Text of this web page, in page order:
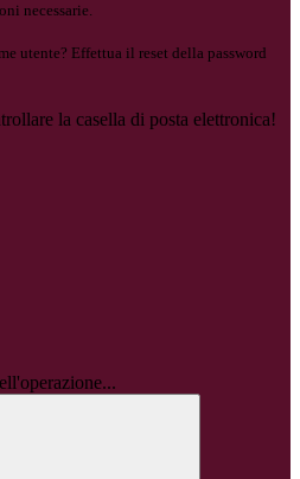
necessarie.
utente? Effettua il reset della password
la casella di posta elettronica!